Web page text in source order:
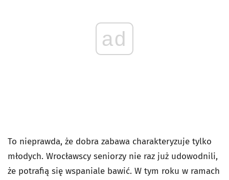
ad
To nieprawda, że dobra zabawa charakteryzuje tylko
młodych. Wrocławscy seniorzy nie raz już udowodnili,
że potrafią się wspaniale bawić. W tym roku w ramach